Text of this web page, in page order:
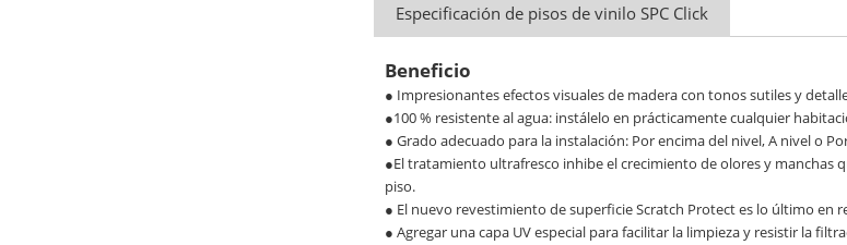
Especificación de pisos de vinilo SPC Click
Beneficio
● Impresionantes efectos visuales de madera con tonos sutiles y
●100 % resistente al agua: instálelo en prácticamente cualquier
● Grado adecuado para la instalación: Por encima del nivel, A nivel o
●El tratamiento ultrafresco inhibe el crecimiento de olores y manchas
piso.
● El nuevo revestimiento de superficie Scratch Protect es lo último en
● Agregar una capa UV especial para facilitar la limpieza y resistir la